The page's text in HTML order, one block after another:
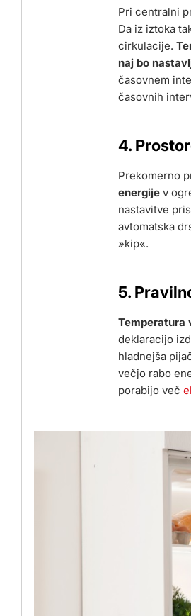
Pri centralni
Da iz iztoka
cirkulacije.
naj bo
časovnem
časovnih
4.
Prekomerno
energijev
nastavitve
avtomatska
»kip«.
5.
Temperatura
deklaracijo
hladnejša
večjo rabo
porabijo več